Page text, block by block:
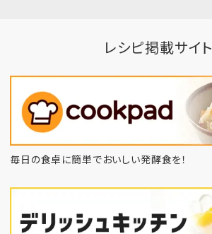
レシピ掲載サイト
毎日の食卓に簡単でおいしい発酵食を！